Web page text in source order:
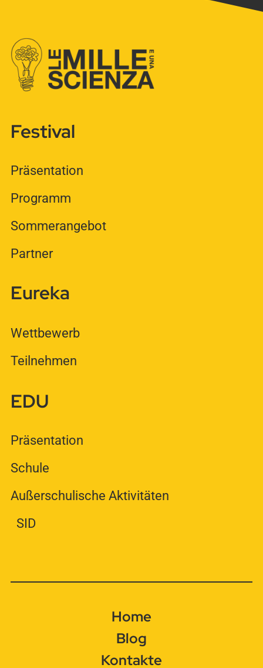
Festival
Präsentation
Programm
Sommerangebot
Partner
Eureka
Wettbewerb
Teilnehmen
EDU
Präsentation
Schule
Außerschulische Aktivitäten
SID
Home
Blog
Kontakte